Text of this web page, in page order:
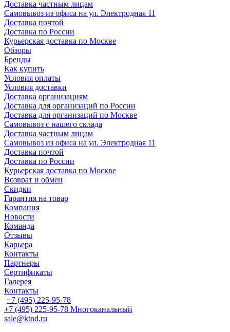
Доставка частным лицам
Самовывоз из офиса на ул. Электродная 11
Доставка почтой
Доставка по России
Курьерская доставка по Москве
Обзоры
Бренды
Как купить
Условия оплаты
Условия доставки
Доставка организациям
Доставка для организаций по России
Доставка для организаций по Москве
Самовывоз с нашего склада
Доставка частным лицам
Самовывоз из офиса на ул. Электродная 11
Доставка почтой
Доставка по России
Курьерская доставка по Москве
Возврат и обмен
Скидки
Гарантия на товар
Компания
Новости
Команда
Отзывы
Карьера
Контакты
Партнеры
Сертификаты
Галерея
Контакты
+7 (495) 225-95-78
+7 (495) 225-95-78 Многоканальный
sale@ktnd.ru